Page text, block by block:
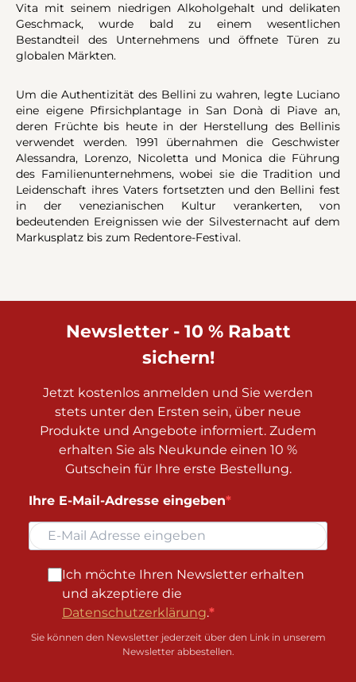
Vita mit seinem niedrigen Alkoholgehalt und delikaten
Geschmack, wurde bald zu einem wesentlichen
Bestandteil des Unternehmens und öffnete Türen zu
globalen Märkten.
Um die Authentizität des Bellini zu wahren, legte Luciano
eine eigene Pfirsichplantage in San Donà di Piave an,
deren Früchte bis heute in der Herstellung des Bellinis
verwendet werden. 1991 übernahmen die Geschwister
Alessandra, Lorenzo, Nicoletta und Monica die Führung
des Familienunternehmens, wobei sie die Tradition und
Leidenschaft ihres Vaters fortsetzten und den Bellini fest
in der venezianischen Kultur verankerten, von
bedeutenden Ereignissen wie der Silvesternacht auf dem
Markusplatz bis zum Redentore-Festival.
Newsletter - 10 % Rabatt
sichern!
Jetzt kostenlos anmelden und Sie werden
stets unter den Ersten sein, über neue
Produkte und Angebote informiert. Zudem
erhalten Sie als Neukunde einen 10 %
Gutschein für Ihre erste Bestellung.
Ihre E-Mail-Adresse eingeben
Ich möchte Ihren Newsletter erhalten
und akzeptiere die
Datenschutzerklärung.
Sie können den Newsletter jederzeit über den Link in unserem
Newsletter abbestellen.